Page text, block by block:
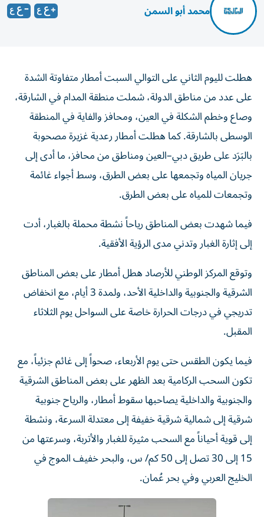
محمد أبو السمن
هطلت لليوم الثاني على التوالي السبت أمطار متفاوتة الشدة
على عدد من مناطق الدولة، شملت منطقة المدام في الشارقة،
وصاع وخطم الشكلة في العين، ومحافز والفاية في المنطقة
الوسطى بالشارقة. كما هطلت أمطار رعدية غزيرة مصحوبة
بالبَرَد على طريق دبي–العين ومناطق من محافز، ما أدى إلى
جريان المياه وتجمعها على بعض الطرق، وسط أجواء غائمة
وتجمعات للمياه على بعض الطرق.
فيما شهدت بعض المناطق رياحاً نشطة محملة بالغبار، أدت
إلى إثارة الغبار وتدني مدى الرؤية الأفقية.
وتوقع المركز الوطني للأرصاد هطل أمطار على بعض المناطق
الشرقية والجنوبية والداخلية الأحد، ولمدة 3 أيام، مع انخفاض
تدريجي في درجات الحرارة خاصة على السواحل يوم الثلاثاء
المقبل.
فيما يكون الطقس حتى يوم الأربعاء، صحواً إلى غائم جزئياً، مع
تكون السحب الركامية بعد الظهر على بعض المناطق الشرقية
والجنوبية والداخلية يصاحبها سقوط أمطار، والرياح جنوبية
شرقية إلى شمالية شرقية خفيفة إلى معتدلة السرعة، ونشطة
إلى قوية أحياناً مع السحب مثيرة للغبار والأتربة، وسرعتها من
15 إلى 30 تصل إلى 50 كم/ س، والبحر خفيف الموج في
الخليج العربي وفي بحر عُمان.